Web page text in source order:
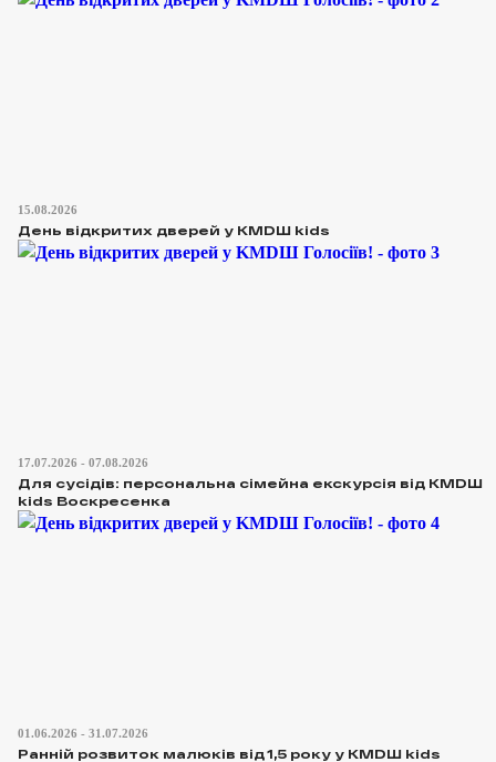
15.08.2026
День відкритих дверей у KMDШ kids
17.07.2026 - 07.08.2026
Для сусідів: персональна сімейна екскурсія від КМDШ
kids Воскресенка
01.06.2026 - 31.07.2026
Ранній розвиток малюків від 1,5 року у KMDШ kids